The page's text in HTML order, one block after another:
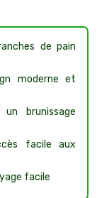
de pain
moderne et
brunissage
facile aux
facile